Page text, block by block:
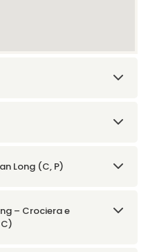
Long (C, P)
– Crociera e